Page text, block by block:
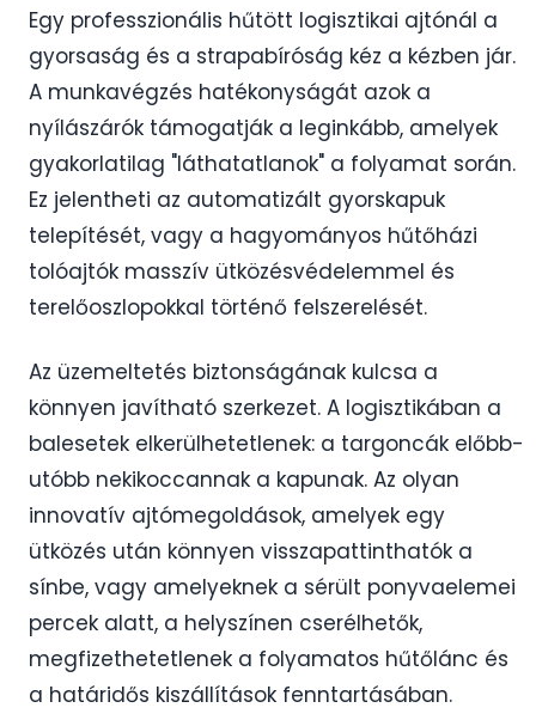
Egy professzionális hűtött logisztikai ajtónál a
gyorsaság és a strapabíróság kéz a kézben jár.
A munkavégzés hatékonyságát azok a
nyílászárók támogatják a leginkább, amelyek
gyakorlatilag "láthatatlanok" a folyamat során.
Ez jelentheti az automatizált gyorskapuk
telepítését, vagy a hagyományos hűtőházi
tolóajtók masszív ütközésvédelemmel és
terelőoszlopokkal történő felszerelését.
Az üzemeltetés biztonságának kulcsa a
könnyen javítható szerkezet. A logisztikában a
balesetek elkerülhetetlenek: a targoncák előbb-
utóbb nekikoccannak a kapunak. Az olyan
innovatív ajtómegoldások, amelyek egy
ütközés után könnyen visszapattinthatók a
sínbe, vagy amelyeknek a sérült ponyvaelemei
percek alatt, a helyszínen cserélhetők,
megfizethetetlenek a folyamatos hűtőlánc és
a határidős kiszállítások fenntartásában.